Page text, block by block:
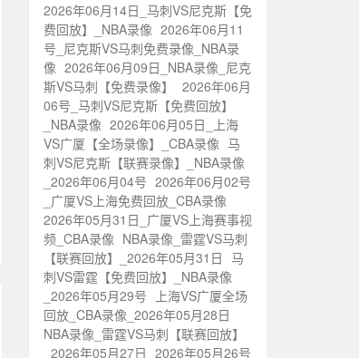
2026年06月14日_马刺VS尼克斯【免
费回放】_NBA录像 2026年06月11
号_尼克斯VS马刺免费录像_NBA录
像 2026年06月09日_NBA录像_尼克
斯VS马刺【免费录像】
2026年06月
06号_马刺VS尼克斯【免费回放】
_NBA录像 2026年06月05日_上海
VS广厦【全场录像】_CBA录像 马
刺VS尼克斯【联赛录像】_NBA录像
_2026年06月04号 2026年06月02号
_广厦VS上海免费回放_CBA录像
2026年05月31日_广厦VS上海赛事视
频_CBA录像 NBA录像_雷霆VS马刺
【联赛回放】_2026年05月31日 马
刺VS雷霆【免费回放】_NBA录像
_2026年05月29号
上海VS广厦全场
回放_CBA录像_2026年05月28日
NBA录像_雷霆VS马刺【联赛回放】
_2026年05月27日 2026年05月26号